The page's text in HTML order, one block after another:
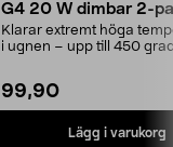
G4 20 W dimbar 2-
Klarar extremt höga
i ugnen – upp till 450
99,90
Lägg i varukorg